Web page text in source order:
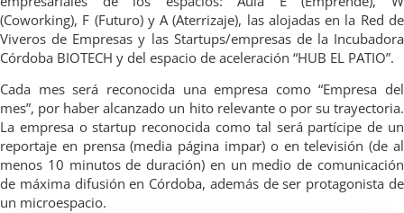
(Coworking), F (Futuro) y A (Aterrizaje), las alojadas en la Red de
Viveros de Empresas y las Startups/empresas de la Incubadora
Córdoba BIOTECH y del espacio de aceleración “HUB EL PATIO”.
Cada mes será reconocida una empresa como “Empresa del
mes”, por haber alcanzado un hito relevante o por su trayectoria.
La empresa o startup reconocida como tal será partícipe de un
reportaje en prensa (media página impar) o en televisión (de al
menos 10 minutos de duración) en un medio de comunicación
de máxima difusión en Córdoba, además de ser protagonista de
un microespacio.